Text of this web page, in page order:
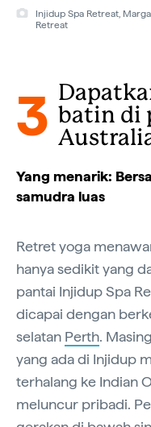
Injidup Spa Retreat,
Retreat
3
batin di
Yang menarik:
samudra luas
Retret yoga
hanya sedikit yang
pantai Injidup Spa
dicapai dengan
selatan Perth.
yang ada di Injidup
terhalang ke Indian
meluncur pribadi.